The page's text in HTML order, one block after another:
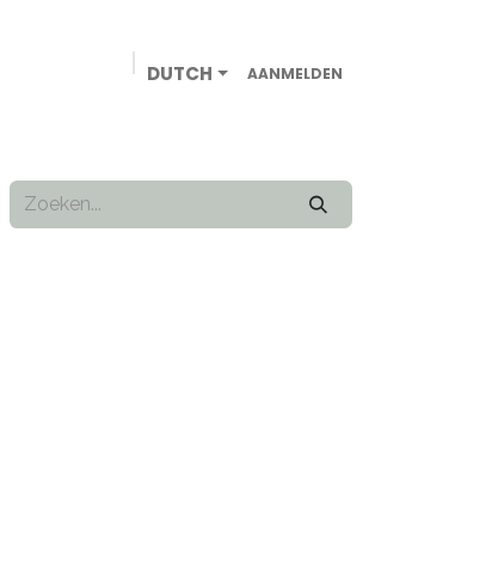
DUTCH AANMELDEN